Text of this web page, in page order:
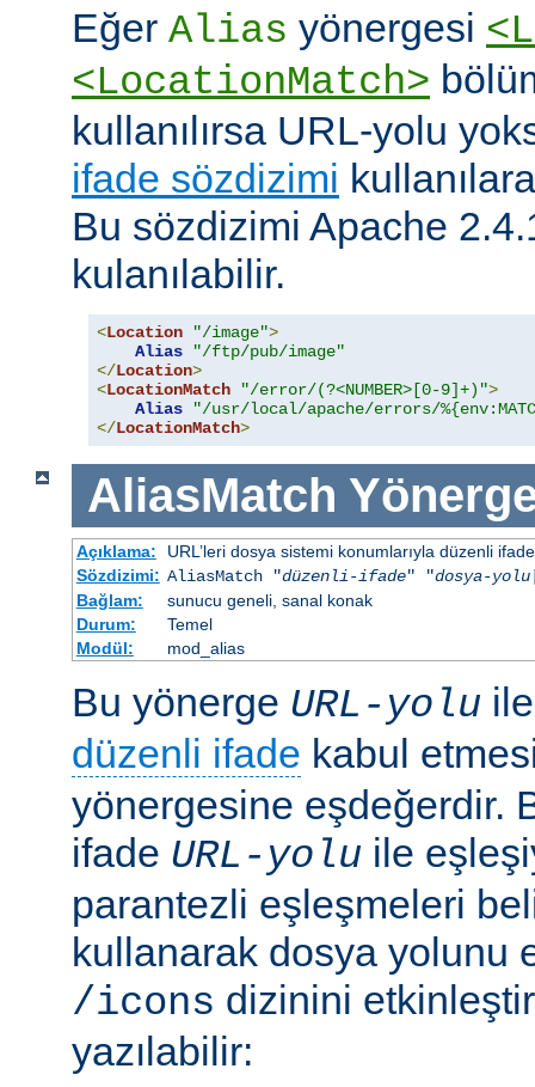
Eğer Alias yönergesi
<LocationMatch>
kullanılırsa URL-yolu
ifade sözdizimi
Bu sözdizimi Apache
kulanılabilir.
<Location "/image">
Alias
"/ftp/pub/image"
</Location>
<LocationMatch "/error/(?<NUMBER>[0-9]+)">
Alias
"/usr/local/apache/errors/
</LocationMatch>
AliasMatch
Açıklama:
URL’leri dosya sistemi konumlarıyla düzenli
Sözdizimi: AliasMatch "düzenli-ifade" "dosya-yolu
Bağlam:
sunucu geneli, sanal konak
Durum:
Temel
Modül:
mod_alias
Bu yönerge URL-yolu
düzenli ifade kabul
yönergesine eşdeğerdir.
ifade URL-yolu ile
parantezli eşleşmeleri
kullanarak dosya yolunu
/icons dizinini
yazılabilir: